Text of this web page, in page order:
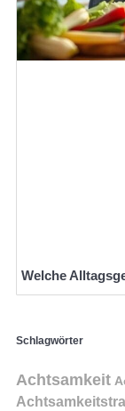
Welche
Schlagwörter
Achtsamkeit